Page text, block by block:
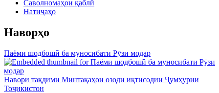
Саволномаҳои қаблӣ
Натиҷаҳо
Наворҳо
Паёми шодбошӣ ба муносибати Рӯзи модар
Навори тақдими Минтақаҳои озоди иқтисодии Ҷумҳурии
Тоҷикистон